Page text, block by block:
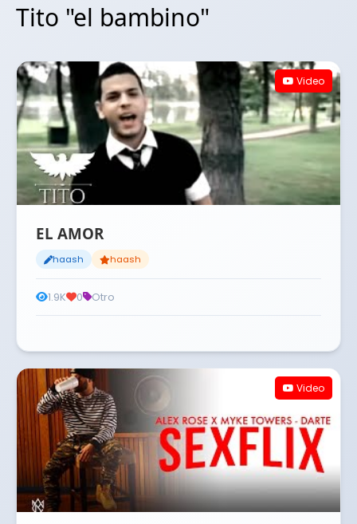
Tito "el bambino"
Video
EL AMOR
haash haash
1.9K 0 Otro
Video